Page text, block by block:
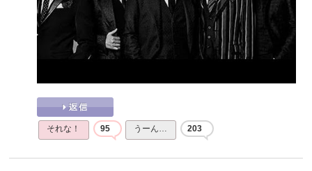
それな！ 95 うーん… 203